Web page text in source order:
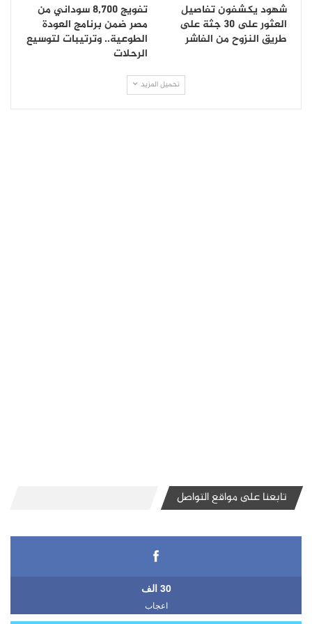
شهود يكشفون تفاصيل
العثور على 30 جثة على
طريق النزوح من الفاشر
تفويج 8,700 سوداني من
مصر ضمن برنامج العودة
الطوعية.. وترتيبات لتوسيع
الرحلات
تحميل المزيد
تابعنا على مواقع التواصل
30 الف
اعجاب